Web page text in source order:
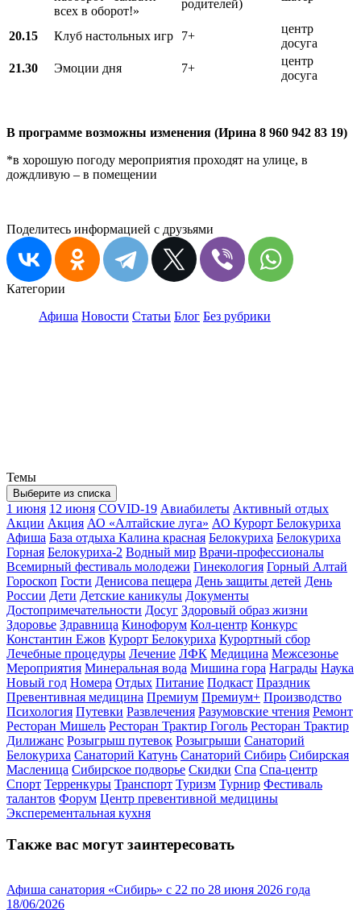
всех в оборот!»
родителей)
20.15 Клуб настольных игр 7+
центр
досуга
21.30
Эмоции дня 7+
центр
досуга
В программе возможны изменения (Ирина 8 960 942 83 19)
*в хорошую погоду мероприятия проходят на улице, в
дождливую – в помещении
Поделитесь информацией с друзьями
Категории
Афиша Новости Статьи Блог Без рубрики
Темы
Выберите из списка
1 июня 12 июня COVID-19 Авиабилеты Активный отдых
Акции Акция АО «Алтайские луга» АО Курорт Белокуриха
Афиша База отдыха Калина красная Белокуриха Белокуриха
Горная Белокуриха-2 Водный мир Врачи-профессионалы
Всемирный фестиваль молодежи Гинекология Горный Алтай
Гороскоп Гости Денисова пещера День защиты детей День
России Дети Детские каникулы Документы
Достопримечательности Досуг Здоровый образ жизни
Здоровье Здравница Кинофорум Кол-центр Конкурс
Константин Ежов Курорт Белокуриха Курортный сбор
Лечебные процедуры Лечение ЛФК Медицина Межсезонье
Мероприятия Минеральная вода Мишина гора Награды Наука
Новый год Номера Отдых Питание Подкаст Праздник
Превентивная медицина Премиум Премиум+ Производство
Психология Путевки Развлечения Разумовские чтения Ремонт
Ресторан Мишель Ресторан Трактир Гоголь Ресторан Трактир
Дилижанс Розыгрыш путевок Розыгрыши Санаторий
Белокуриха Санаторий Катунь Санаторий Сибирь Сибирская
Масленица Сибирское подворье Скидки Спа Спа-центр
Спорт Терренкуры Транспорт Туризм Турнир Фестиваль
талантов Форум Центр превентивной медицины
Эксперементальная кухня
Также вас могут заинтересовать
Афиша санатория «Сибирь» с 22 по 28 июня 2026 года
18/06/2026